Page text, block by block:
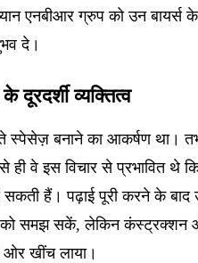
एनबीआर ग्रुप को उन बायर्स
दे।
व्यक्तित्व
स्पेसेज़ बनाने का आकर्षण था।
वे इस विचार से प्रभावित थे
हैं। पढ़ाई पूरी करने के बाद
को समझ सकें, लेकिन कंस्ट्रक्शन
खींच लाया।